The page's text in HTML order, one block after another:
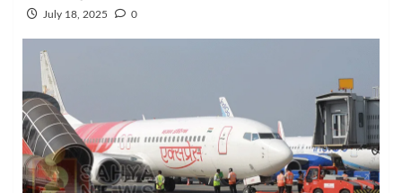
July 18, 2025 0